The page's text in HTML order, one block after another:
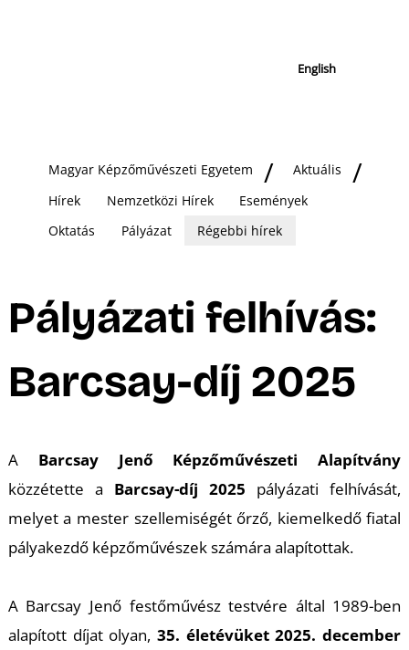
English
Magyar Képzőművészeti Egyetem
Aktuális
Hírek
Nemzetközi Hírek
Események
Oktatás
Pályázat Régebbi hírek
Pályázati felhívás:
Barcsay-díj 2025
A Barcsay Jenő Képzőművészeti Alapítvány
közzétette a Barcsay-díj 2025 pályázati felhívását,
melyet a mester szellemiségét őrző, kiemelkedő fiatal
pályakezdő képzőművészek számára alapítottak.
A Barcsay Jenő festőművész testvére által 1989-ben
alapított díjat olyan, 35. életévüket 2025. december